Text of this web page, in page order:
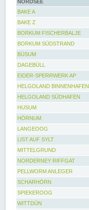
NORDSEE
BAKE A
BAKE Z
BORKUM FISCHERBALJE
BORKUM SÜDSTRAND
BÜSUM
DAGEBÜLL
EIDER-SPERRWERK AP
HELGOLAND BINNENHAFEN
HELGOLAND SÜDHAFEN
HUSUM
HÖRNUM
LANGEOOG
LIST AUF SYLT
MITTELGRUND
NORDERNEY RIFFGAT
PELLWORM ANLEGER
SCHARHÖRN
SPIEKEROOG
WITTDÜN